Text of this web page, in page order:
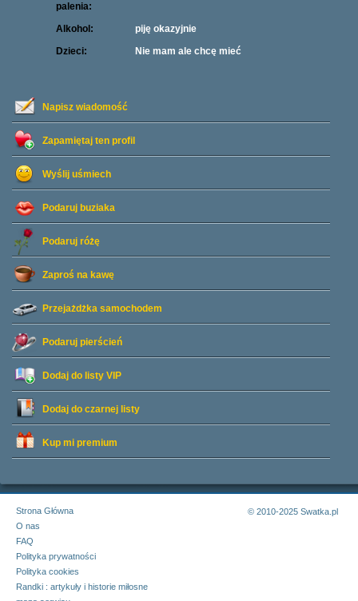
Napisz wiadomość
Zapamiętaj ten profil
Wyślij uśmiech
Podaruj buziaka
Podaruj różę
Zaproś na kawę
Przejażdżka samochodem
Podaruj pierścień
Dodaj do listy VIP
Dodaj do czarnej listy
Kup mi premium
palenia:
Alkohol:
piję okazyjnie
Dzieci:
Nie mam ale chcę mieć
Strona Główna
O nas
FAQ
Polityka prywatności
Polityka cookies
Randki : artykuły i historie miłosne
© 2010-2025 Swatka.pl